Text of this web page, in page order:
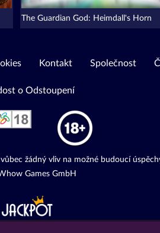
The Guardian God: Heimdall's Horn
Kontakt Společnost
o Odstoupení
žádný vliv na možné budoucí
Games GmbH